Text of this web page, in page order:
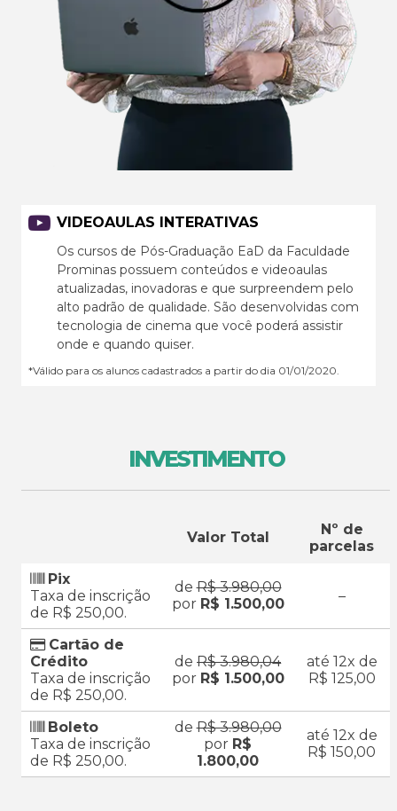
VIDEOAULAS INTERATIVAS
Os cursos de Pós-Graduação EaD da Faculdade
Prominas possuem conteúdos e videoaulas
atualizadas, inovadoras e que surpreendem pelo
alto padrão de qualidade. São desenvolvidas com
tecnologia de cinema que você poderá assistir
onde e quando quiser.
*Válido para os alunos cadastrados a partir do dia 01/01/2020.
INVESTIMENTO
Valor Total
Nº de
parcelas
Pix
Taxa de inscrição
de R$ 250,00.
deR$ 3.980,00
por R$ 1.500,00 –
Cartão de
Crédito
Taxa de inscrição
de R$ 250,00.
de R$ 3.980,04
por R$ 1.500,00
até 12x de
R$ 125,00
Boleto
Taxa de inscrição
de R$ 250,00.
deR$ 3.980,00
por R$
1.800,00
até 12x de
R$ 150,00